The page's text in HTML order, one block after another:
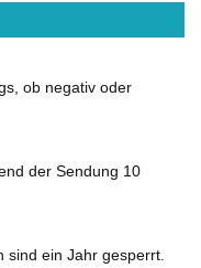
ob negativ oder
der Sendung 10
sind ein Jahr gesperrt.